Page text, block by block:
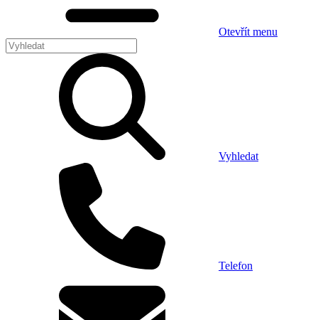
Otevřít menu
Vyhledat
Telefon